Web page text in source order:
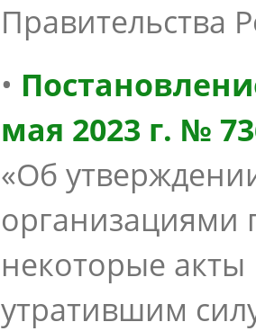
Правительства
•
мая 2023 г. №
«Об
организациями
некоторые
утратившим